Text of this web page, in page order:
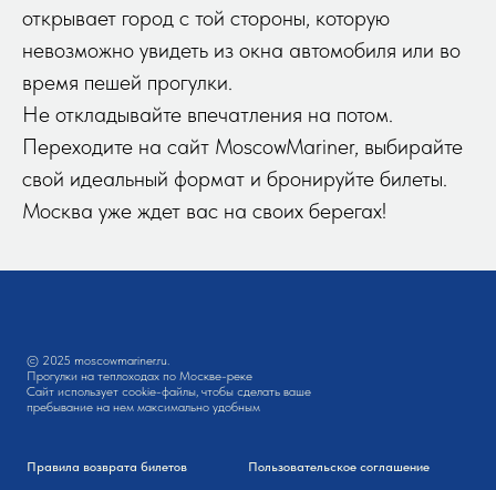
открывает город с той стороны, которую
невозможно увидеть из окна автомобиля или во
время пешей прогулки.
Не откладывайте впечатления на потом.
Переходите на сайт MoscowMariner, выбирайте
свой идеальный формат и бронируйте билеты.
Москва уже ждет вас на своих берегах!
© 2025 moscowmariner.ru.
Прогулки на теплоходах по Москве-реке
Сайт использует cookie-файлы, чтобы сделать ваше
пребывание на нем максимально удобным
Правила возврата билетов Пользовательское соглашение